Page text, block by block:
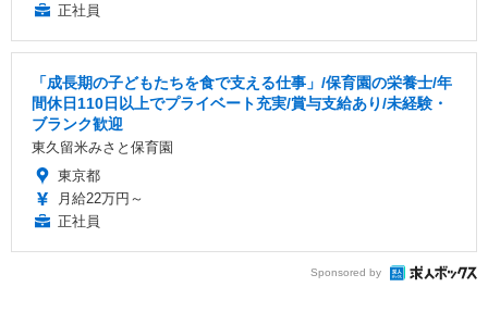
正社員
「成長期の子どもたちを食で支える仕事」/保育園の栄養士/年
間休日110日以上でプライベート充実/賞与支給あり/未経験・
ブランク歓迎
東久留米みさと保育園
東京都
月給22万円～
正社員
Sponsored by